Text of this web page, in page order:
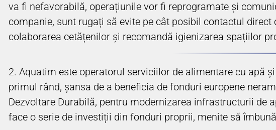
va fi nefavorabilă, operațiunile vor fi reprogramate și
companie, sunt rugați să evite pe cât posibil contactul
colaborarea cetățenilor și recomandă igienizarea spațiilor
2. Aquatim este operatorul serviciilor de alimentare cu apă
primul rând, șansa de a beneficia de fonduri europene
Dezvoltare Durabilă, pentru modernizarea infrastructurii de
face o serie de investiții din fonduri proprii, menite să